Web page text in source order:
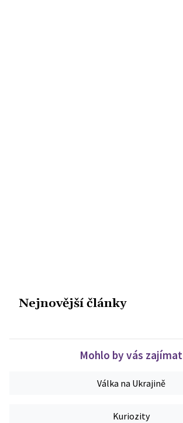
Nejnovější články
Mohlo by vás zajímat
Válka na Ukrajině
Kuriozity